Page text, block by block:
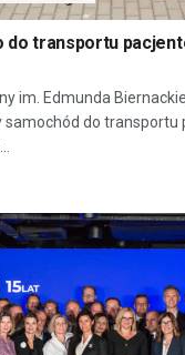
do transportu
im. Edmunda
samochód do transportu